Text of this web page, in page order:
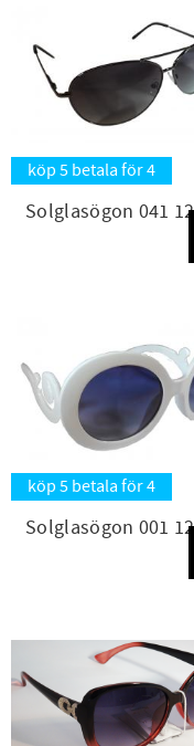
köp 5 betala för 4
Solglasögon 041
köp 5 betala för 4
Solglasögon 001